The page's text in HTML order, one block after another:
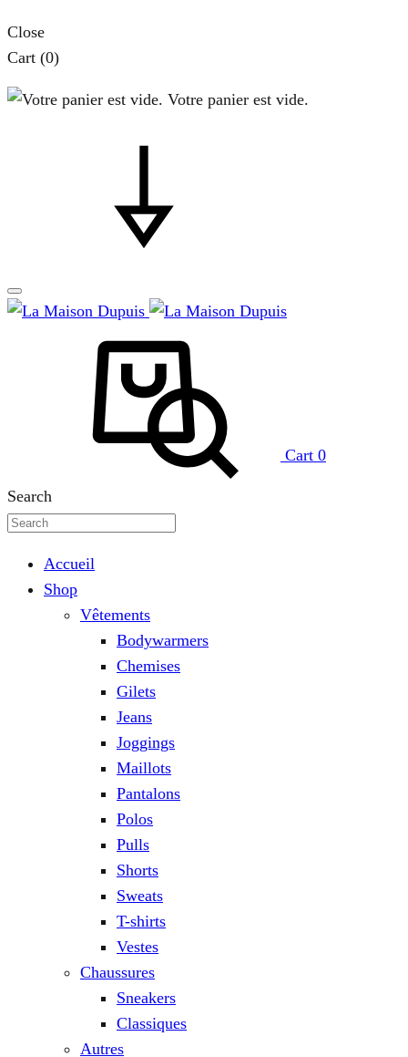
Close
Cart (0)
Votre panier est vide.
Cart 0
Search
Accueil
Shop
Vêtements
Bodywarmers
Chemises
Gilets
Jeans
Joggings
Maillots
Pantalons
Polos
Pulls
Shorts
Sweats
T-shirts
Vestes
Chaussures
Sneakers
Classiques
Autres